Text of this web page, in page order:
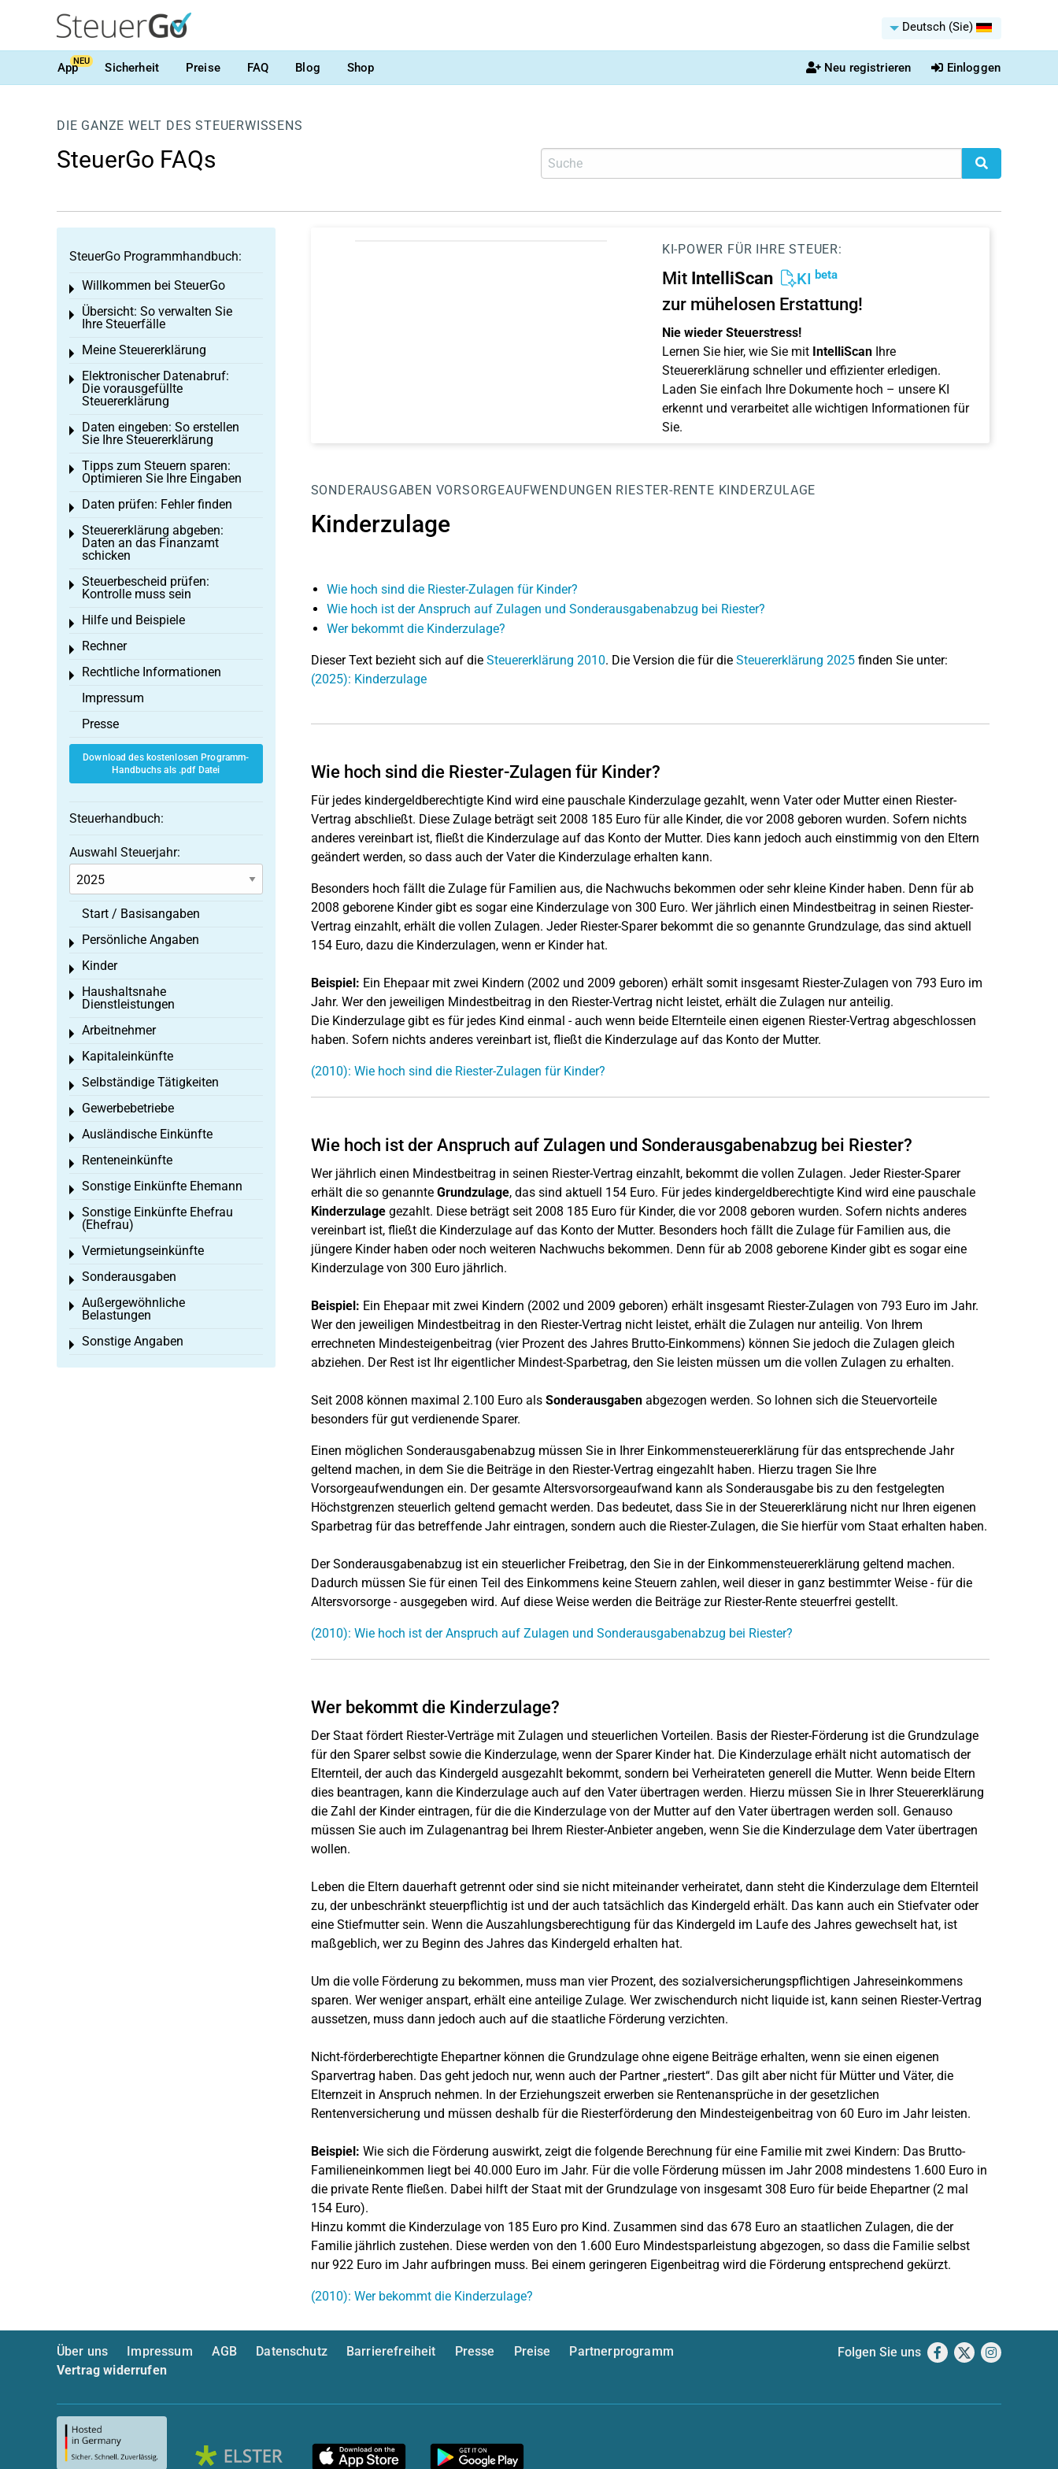
Deutsch (Sie)
AppNEU Sicherheit Preise FAQ Blog Shop Neu registrieren Einloggen
DIE GANZE WELT DES STEUERWISSENS
SteuerGo FAQs
KI-POWER FÜR IHRE STEUER:
Mit IntelliScan KI beta
zur mühelosen Erstattung!
Nie wieder Steuerstress!
Lernen Sie hier, wie Sie mit IntelliScanIhre
Steuererklärung schneller und effizienter erledigen.
Laden Sie einfach Ihre Dokumente hoch – unsere KI
erkennt und verarbeitet alle wichtigen Informationen für
Sie.
SONDERAUSGABEN VORSORGEAUFWENDUNGEN RIESTER-RENTE KINDERZULAGE
Kinderzulage
Wie hoch sind die Riester-Zulagen für Kinder?
Wie hoch ist der Anspruch auf Zulagen und Sonderausgabenabzug bei Riester?
Wer bekommt die Kinderzulage?
Dieser Text bezieht sich auf die Steuererklärung 2010. Die Version die für die Steuererklärung 2025finden Sie unter:
(2025): Kinderzulage
Wie hoch sind die Riester-Zulagen für Kinder?
Für jedes kindergeldberechtigte Kind wird eine pauschale Kinderzulage gezahlt, wenn Vater oder Mutter einen Riester-
Vertrag abschließt. Diese Zulage beträgt seit 2008 185 Euro für alle Kinder, die vor 2008 geboren wurden. Sofern nichts
anderes vereinbart ist, fließt die Kinderzulage auf das Konto der Mutter. Dies kann jedoch auch einstimmig von den Eltern
geändert werden, so dass auch der Vater die Kinderzulage erhalten kann.
Besonders hoch fällt die Zulage für Familien aus, die Nachwuchs bekommen oder sehr kleine Kinder haben. Denn für ab
2008 geborene Kinder gibt es sogar eine Kinderzulage von 300 Euro. Wer jährlich einen Mindestbeitrag in seinen Riester-
Vertrag einzahlt, erhält die vollen Zulagen. Jeder Riester-Sparer bekommt die so genannte Grundzulage, das sind aktuell
154 Euro, dazu die Kinderzulagen, wenn er Kinder hat.
Beispiel: Ein Ehepaar mit zwei Kindern (2002 und 2009 geboren) erhält somit insgesamt Riester-Zulagen von 793 Euro im
Jahr. Wer den jeweiligen Mindestbeitrag in den Riester-Vertrag nicht leistet, erhält die Zulagen nur anteilig.
Die Kinderzulage gibt es für jedes Kind einmal - auch wenn beide Elternteile einen eigenen Riester-Vertrag abgeschlossen
haben. Sofern nichts anderes vereinbart ist, fließt die Kinderzulage auf das Konto der Mutter.
(2010): Wie hoch sind die Riester-Zulagen für Kinder?
Wie hoch ist der Anspruch auf Zulagen und Sonderausgabenabzug bei Riester?
Wer jährlich einen Mindestbeitrag in seinen Riester-Vertrag einzahlt, bekommt die vollen Zulagen. Jeder Riester-Sparer
erhält die so genannte Grundzulage, das sind aktuell 154 Euro. Für jedes kindergeldberechtigte Kind wird eine pauschale
Kinderzulage gezahlt. Diese beträgt seit 2008 185 Euro für Kinder, die vor 2008 geboren wurden. Sofern nichts anderes
vereinbart ist, fließt die Kinderzulage auf das Konto der Mutter. Besonders hoch fällt die Zulage für Familien aus, die
jüngere Kinder haben oder noch weiteren Nachwuchs bekommen. Denn für ab 2008 geborene Kinder gibt es sogar eine
Kinderzulage von 300 Euro jährlich.
Beispiel: Ein Ehepaar mit zwei Kindern (2002 und 2009 geboren) erhält insgesamt Riester-Zulagen von 793 Euro im Jahr.
Wer den jeweiligen Mindestbeitrag in den Riester-Vertrag nicht leistet, erhält die Zulagen nur anteilig. Von Ihrem
errechneten Mindesteigenbeitrag (vier Prozent des Jahres Brutto-Einkommens) können Sie jedoch die Zulagen gleich
abziehen. Der Rest ist Ihr eigentlicher Mindest-Sparbetrag, den Sie leisten müssen um die vollen Zulagen zu erhalten.
Seit 2008 können maximal 2.100 Euro als Sonderausgaben abgezogen werden. So lohnen sich die Steuervorteile
besonders für gut verdienende Sparer.
Einen möglichen Sonderausgabenabzug müssen Sie in Ihrer Einkommensteuererklärung für das entsprechende Jahr
geltend machen, in dem Sie die Beiträge in den Riester-Vertrag eingezahlt haben. Hierzu tragen Sie Ihre
Vorsorgeaufwendungen ein. Der gesamte Altersvorsorgeaufwand kann als Sonderausgabe bis zu den festgelegten
Höchstgrenzen steuerlich geltend gemacht werden. Das bedeutet, dass Sie in der Steuererklärung nicht nur Ihren eigenen
Sparbetrag für das betreffende Jahr eintragen, sondern auch die Riester-Zulagen, die Sie hierfür vom Staat erhalten haben.
Der Sonderausgabenabzug ist ein steuerlicher Freibetrag, den Sie in der Einkommensteuererklärung geltend machen.
Dadurch müssen Sie für einen Teil des Einkommens keine Steuern zahlen, weil dieser in ganz bestimmter Weise - für die
Altersvorsorge - ausgegeben wird. Auf diese Weise werden die Beiträge zur Riester-Rente steuerfrei gestellt.
(2010): Wie hoch ist der Anspruch auf Zulagen und Sonderausgabenabzug bei Riester?
Wer bekommt die Kinderzulage?
Der Staat fördert Riester-Verträge mit Zulagen und steuerlichen Vorteilen. Basis der Riester-Förderung ist die Grundzulage
für den Sparer selbst sowie die Kinderzulage, wenn der Sparer Kinder hat. Die Kinderzulage erhält nicht automatisch der
Elternteil, der auch das Kindergeld ausgezahlt bekommt, sondern bei Verheirateten generell die Mutter. Wenn beide Eltern
dies beantragen, kann die Kinderzulage auch auf den Vater übertragen werden. Hierzu müssen Sie in Ihrer Steuererklärung
die Zahl der Kinder eintragen, für die die Kinderzulage von der Mutter auf den Vater übertragen werden soll. Genauso
müssen Sie auch im Zulagenantrag bei Ihrem Riester-Anbieter angeben, wenn Sie die Kinderzulage dem Vater übertragen
wollen.
Leben die Eltern dauerhaft getrennt oder sind sie nicht miteinander verheiratet, dann steht die Kinderzulage dem Elternteil
zu, der unbeschränkt steuerpflichtig ist und der auch tatsächlich das Kindergeld erhält. Das kann auch ein Stiefvater oder
eine Stiefmutter sein. Wenn die Auszahlungsberechtigung für das Kindergeld im Laufe des Jahres gewechselt hat, ist
maßgeblich, wer zu Beginn des Jahres das Kindergeld erhalten hat.
Um die volle Förderung zu bekommen, muss man vier Prozent, des sozialversicherungspflichtigen Jahreseinkommens
sparen. Wer weniger anspart, erhält eine anteilige Zulage. Wer zwischendurch nicht liquide ist, kann seinen Riester-Vertrag
aussetzen, muss dann jedoch auch auf die staatliche Förderung verzichten.
Nicht-förderberechtigte Ehepartner können die Grundzulage ohne eigene Beiträge erhalten, wenn sie einen eigenen
Sparvertrag haben. Das geht jedoch nur, wenn auch der Partner „riestert“. Das gilt aber nicht für Mütter und Väter, die
Elternzeit in Anspruch nehmen. In der Erziehungszeit erwerben sie Rentenansprüche in der gesetzlichen
Rentenversicherung und müssen deshalb für die Riesterförderung den Mindesteigenbeitrag von 60 Euro im Jahr leisten.
Beispiel: Wie sich die Förderung auswirkt, zeigt die folgende Berechnung für eine Familie mit zwei Kindern: Das Brutto-
Familieneinkommen liegt bei 40.000 Euro im Jahr. Für die volle Förderung müssen im Jahr 2008 mindestens 1.600 Euro in
die private Rente fließen. Dabei hilft der Staat mit der Grundzulage von insgesamt 308 Euro für beide Ehepartner (2 mal
154 Euro).
Hinzu kommt die Kinderzulage von 185 Euro pro Kind. Zusammen sind das 678 Euro an staatlichen Zulagen, die der
Familie jährlich zustehen. Diese werden von den 1.600 Euro Mindestsparleistung abgezogen, so dass die Familie selbst
nur 922 Euro im Jahr aufbringen muss. Bei einem geringeren Eigenbeitrag wird die Förderung entsprechend gekürzt.
(2010): Wer bekommt die Kinderzulage?
SteuerGo Programmhandbuch:
Willkommen bei SteuerGo
Toggle menu
Übersicht: So verwalten Sie
Ihre Steuerfälle
Toggle menu
Meine Steuererklärung
Toggle menu
Elektronischer Datenabruf:
Die vorausgefüllte
Steuererklärung
Toggle menu
Daten eingeben: So erstellen
Sie Ihre Steuererklärung
Toggle menu
Tipps zum Steuern sparen:
Optimieren Sie Ihre Eingaben
Toggle menu
Daten prüfen: Fehler finden
Toggle menu
Steuererklärung abgeben:
Daten an das Finanzamt
schicken
Toggle menu
Steuerbescheid prüfen:
Kontrolle muss sein
Toggle menu
Hilfe und Beispiele
Toggle menu
Rechner
Toggle menu
Rechtliche Informationen
Toggle menu
Impressum
Presse
Download des kostenlosen Programm-
Handbuchs als .pdf Datei
Steuerhandbuch:
Auswahl Steuerjahr:
Start / Basisangaben
Persönliche Angaben
Toggle menu
Kinder
Toggle menu
Haushaltsnahe
Dienstleistungen
Toggle menu
Arbeitnehmer
Toggle menu
Kapitaleinkünfte
Toggle menu
Selbständige Tätigkeiten
Toggle menu
Gewerbebetriebe
Toggle menu
Ausländische Einkünfte
Toggle menu
Renteneinkünfte
Toggle menu
Sonstige Einkünfte Ehemann
Toggle menu
Sonstige Einkünfte Ehefrau
(Ehefrau)
Toggle menu
Vermietungseinkünfte
Toggle menu
Sonderausgaben
Toggle menu
Außergewöhnliche
Belastungen
Toggle menu
Sonstige Angaben
Toggle menu
Über uns Impressum AGB Datenschutz Barrierefreiheit Presse Preise
Partnerprogramm
Vertrag widerrufen
Folgen Sie uns Facebook
X Instagram